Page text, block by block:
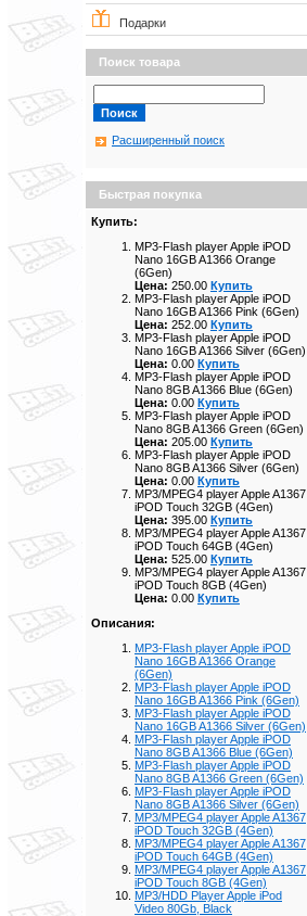
Подарки
Поиск товара
Расширенный поиск
Быстрая покупка
Купить:
MP3-Flash player Apple iPOD
Nano 16GB A1366 Orange
(6Gen)
Цена: 250.00 Купить
MP3-Flash player Apple iPOD
Nano 16GB A1366 Pink (6Gen)
Цена: 252.00 Купить
MP3-Flash player Apple iPOD
Nano 16GB A1366 Silver (6Gen)
Цена: 0.00 Купить
MP3-Flash player Apple iPOD
Nano 8GB A1366 Blue (6Gen)
Цена: 0.00 Купить
MP3-Flash player Apple iPOD
Nano 8GB A1366 Green (6Gen)
Цена: 205.00 Купить
MP3-Flash player Apple iPOD
Nano 8GB A1366 Silver (6Gen)
Цена: 0.00 Купить
MP3/MPEG4 player Apple A1367
iPOD Touch 32GB (4Gen)
Цена: 395.00 Купить
MP3/MPEG4 player Apple A1367
iPOD Touch 64GB (4Gen)
Цена: 525.00 Купить
MP3/MPEG4 player Apple A1367
iPOD Touch 8GB (4Gen)
Цена: 0.00 Купить
Описания:
MP3-Flash player Apple iPOD
Nano 16GB A1366 Orange
(6Gen)
MP3-Flash player Apple iPOD
Nano 16GB A1366 Pink (6Gen)
MP3-Flash player Apple iPOD
Nano 16GB A1366 Silver (6Gen)
MP3-Flash player Apple iPOD
Nano 8GB A1366 Blue (6Gen)
MP3-Flash player Apple iPOD
Nano 8GB A1366 Green (6Gen)
MP3-Flash player Apple iPOD
Nano 8GB A1366 Silver (6Gen)
MP3/MPEG4 player Apple A1367
iPOD Touch 32GB (4Gen)
MP3/MPEG4 player Apple A1367
iPOD Touch 64GB (4Gen)
MP3/MPEG4 player Apple A1367
iPOD Touch 8GB (4Gen)
MP3/HDD Player Apple iPod
Video 80Gb, Black